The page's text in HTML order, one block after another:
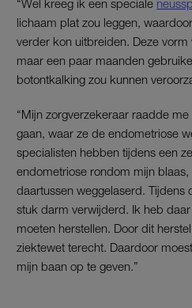
lichaam plat zou leggen,
verder kon uitbreiden. Deze
maar een paar maanden
botontkalking zou kunnen
“Mijn zorgverzekeraar raadde
gaan, waar ze de endometriose
specialisten hebben tijdens een
endometriose rondom mijn
daartussen weggelaserd. Tijdens
stuk darm verwijderd. Ik heb
moeten herstellen. Door dit
ziektewet terecht. Daardoor
mijn baan op te geven.”